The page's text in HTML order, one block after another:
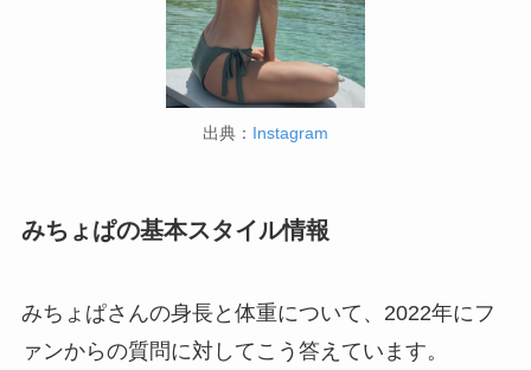
出典： Instagram
みちょぱの基本スタイル情報
みちょぱさんの身長と体重について、2022年にフ
ァンからの質問に対してこう答えています。